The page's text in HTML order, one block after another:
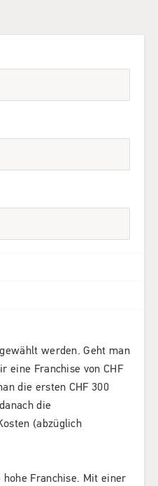
werden. Geht man
eine Franchise von CHF
die ersten CHF 300
die
(abzüglich
Franchise. Mit einer